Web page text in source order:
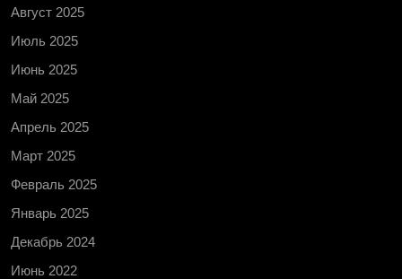
Август 2025
Июль 2025
Июнь 2025
Май 2025
Апрель 2025
Март 2025
Февраль 2025
Январь 2025
Декабрь 2024
Июнь 2022